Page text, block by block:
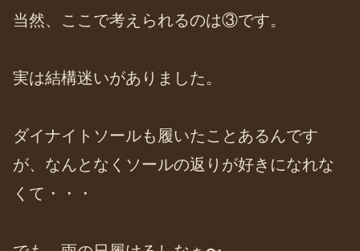
当然、ここで考えられるのは③です。
実は結構迷いがありました。
ダイナイトソールも履いたことあるんです
が、なんとなくソールの返りが好きになれな
くて・・・